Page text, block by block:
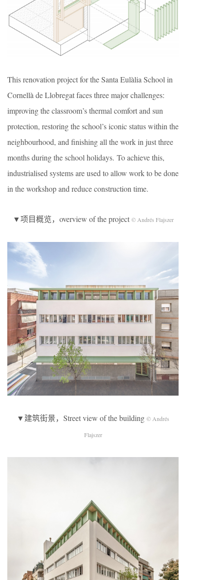
This renovation project for the Santa Eulàlia School in
Cornellà de Llobregat faces three major challenges:
improving the classroom’s thermal comfort and sun
protection, restoring the school’s iconic status within the
neighbourhood, and finishing all the work in just three
months during the school holidays. To achieve this,
industrialised systems are used to allow work to be done
in the workshop and reduce construction time.
▼项目概览，overview of the project © Andrés Flajszer
▼建筑街景，Street view of the building © Andrés
Flajszer